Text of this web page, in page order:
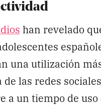
han revelado
una utilización
las redes
a un tiempo de uso